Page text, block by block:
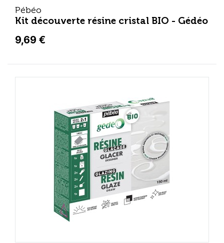
Pébéo
Kit découverte résine cristal BIO - Gédéo
9,69 €